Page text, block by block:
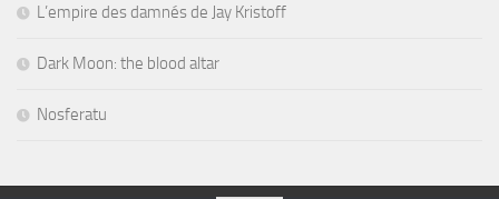
L’empire des damnés de Jay Kristoff
Dark Moon: the blood altar
Nosferatu